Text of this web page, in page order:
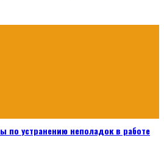
по устранению неполадок в работе